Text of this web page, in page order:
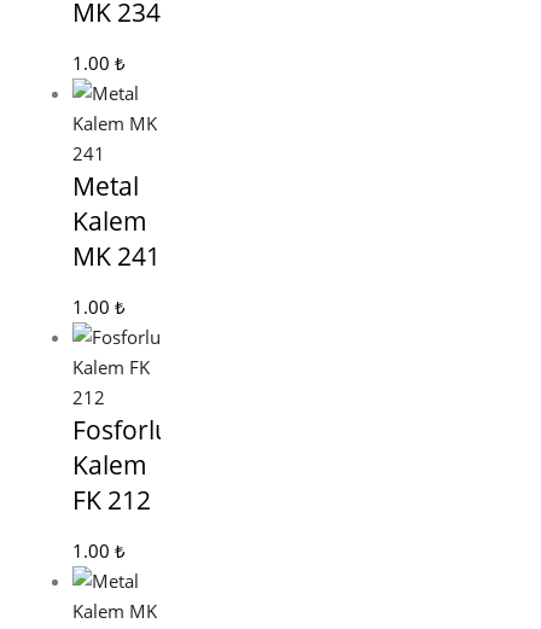
MK 234
1.00 ₺
Metal
Kalem
MK 241
1.00 ₺
Fosforlu
Kalem
FK 212
1.00 ₺